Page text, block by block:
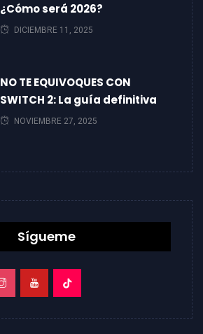
¿Cómo será 2026?
DICIEMBRE 11, 2025
NO TE EQUIVOQUES CON
SWITCH 2: La guía definitiva
NOVIEMBRE 27, 2025
Sígueme